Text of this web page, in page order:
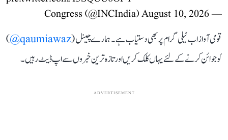
— Congress (@INCIndia)
August 10, 2026
قومی آواز اب ٹیلی گرام پر بھی دستیاب ہے۔ ہمارے چینل (qaumiawaz@
)
کو جوائن کرنے کے لئے یہاں کلک کریں اور تازہ ترین خبروں سے اپ ڈیٹ رہیں۔
ADVERTISEMENT